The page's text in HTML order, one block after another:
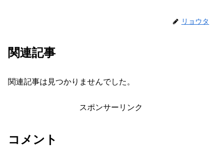
リョウタ
関連記事
関連記事は見つかりませんでした。
スポンサーリンク
コメント